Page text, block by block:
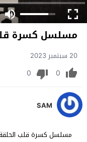
مسلسل كسرة
20 سبتمبر 2023
0
0
SAM